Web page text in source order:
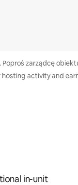
zarządcę
activity and
in-unit